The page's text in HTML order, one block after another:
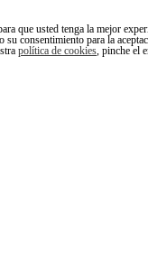
que usted tenga la mejor
su consentimiento para la
política de cookies, pinche el